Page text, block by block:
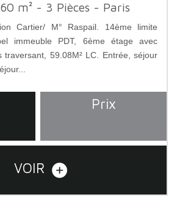
m² - 3 Pièces - Paris
Cartier/ M° Raspail. 14ème limite
immeuble PDT, 6ème étage avec
traversant, 59.08M² LC. Entrée, séjour
Prix
VOIR